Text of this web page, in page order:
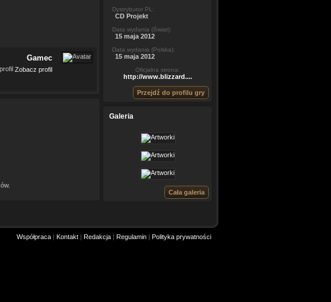
Gamec
Zobacz profil
Dystrybutor PL:
CD Projekt
Data wydania (Świat):
15 maja 2012
Data wydania (Polska):
15 maja 2012
Oficjalna strona:
http://www.blizzard....
Przejdź do profilu gry
Galeria
Cała galeria
Współpraca | Kontakt | Redakcja | Regulamin | Polityka prywatności